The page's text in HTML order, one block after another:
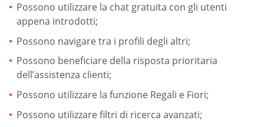
Possono utilizzare la chat gratuita con gli utenti
appena introdotti;
Possono navigare tra i profili degli altri;
Possono beneficiare della risposta prioritaria
dell’assistenza clienti;
Possono utilizzare la funzione Regali e Fiori;
Possono utilizzare filtri di ricerca avanzati;